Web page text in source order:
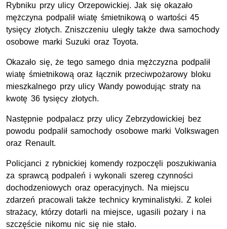
Rybniku przy ulicy Orzepowickiej. Jak się okazało
mężczyna podpalił wiatę śmietnikową o wartości 45
tysięcy złotych. Zniszczeniu uległy także dwa samochody
osobowe marki Suzuki oraz Toyota.
Okazało się, że tego samego dnia mężczyzna podpalił
wiatę śmietnikową oraz łącznik przeciwpożarowy bloku
mieszkalnego przy ulicy Wandy powodując straty na
kwotę 36 tysięcy złotych.
Następnie podpalacz przy u icy Zebrzydowickiej bez
powodu podpalił samochody osobowe marki Volkswagen
oraz Renault.
Policjanci z rybnickiej komendy rozpoczęli poszukiwania
za sprawcą podpaleń iwykonali szereg czynności
dochodzeniowych oraz operacyjnych. Na miejscu
zdarzeń pracowalitakże technicy kryminalistyki. Z kolei
strażacy, którzy dotarli na miejsce, ugasili pożary i na
szczęście nikomu nic się nie stało.